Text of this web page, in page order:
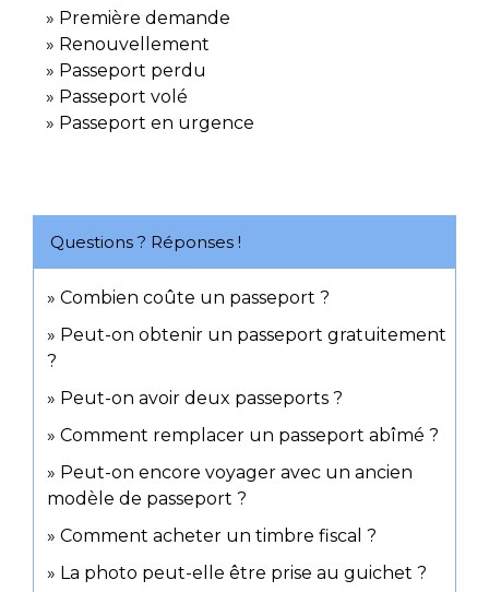
Première demande
Renouvellement
Passeport perdu
Passeport volé
Passeport en urgence
Questions ? Réponses !
Combien coûte un passeport ?
Peut-on obtenir un passeport gratuitement
?
Peut-on avoir deux passeports ?
Comment remplacer un passeport abîmé ?
Peut-on encore voyager avec un ancien
modèle de passeport ?
Comment acheter un timbre fiscal ?
La photo peut-elle être prise au guichet ?